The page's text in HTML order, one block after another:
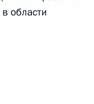
потребителей»
области